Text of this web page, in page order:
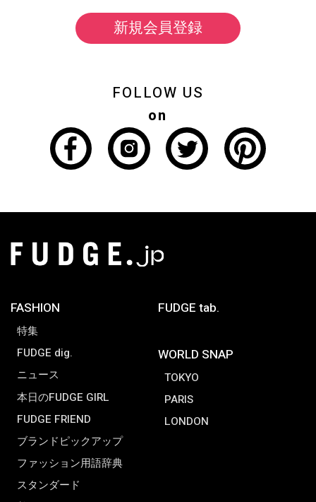
新規会員登録
FOLLOW US
on
FASHION
特集
FUDGE dig.
ニュース
本日のFUDGE GIRL
FUDGE FRIEND
ブランドピックアップ
ファッション用語辞典
スタンダード
FUDGE tab.
WORLD SNAP
TOKYO
PARIS
LONDON